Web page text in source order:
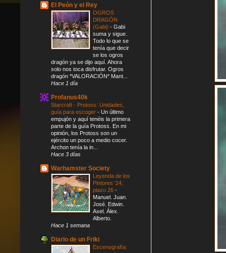
El Peón y el Rey
OGROS
DRAGÓN
(Gabi) - Gabi
suma y sigue.
Todo lo que se
tenía que decir
se los ogros
dragón ya se dijo aquí. Ahora
solo nos toca disfrutar. Ogros
dragón *VALORACIÓN* Mant...
Hace 1 día
Profanus40k
Starcraft - Protoss: Unidades,
guía para escoger - Un último
empujón y aquí tenéis la primera
parte de la guía Protoss. En mi
opinión, los Protoss son un
ejército un poco a medio cocer.
Archon tenía la in...
Hace 3 días
Warhamster Society
Leyenda de los
Pintores '24,
plazo 26 -
Manuel. Juan.
José. Edwin.
Axel. Álex.
Alberto.
Hace 1 semana
Diario de un Friki
Escenografía: